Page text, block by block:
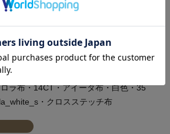
ラ布・14CT・アイーダ布・白色・35
・クロスステッチ布